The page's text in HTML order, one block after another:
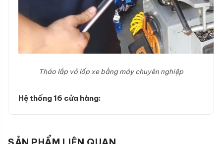
Tháo lắp vỏ lốp xe bằng máy chuyên nghiệp
Hệ thống 16 cửa hàng: